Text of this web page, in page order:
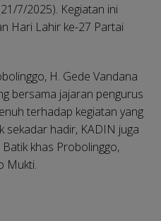
7/2025). Kegiatan ini
Hari Lahir ke-27 Partai
H. Gede Vandana
bersama jajaran pengurus
terhadap kegiatan yang
sekadar hadir, KADIN juga
khas Probolinggo,
Mukti.